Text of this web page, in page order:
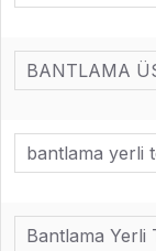
BANTLAMA
bantlama yerli
Bantlama Yerli